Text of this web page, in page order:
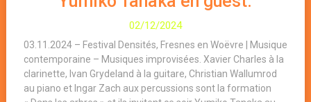
02/12/2024
03.11.2024 – Festival Densités, Fresnes en Woëvre | Musique
contemporaine – Musiques improvisées. Xavier Charles à la
clarinette, Ivan Grydeland à la guitare, Christian Wallumrod
au piano et Ingar Zach aux percussions sont la formation